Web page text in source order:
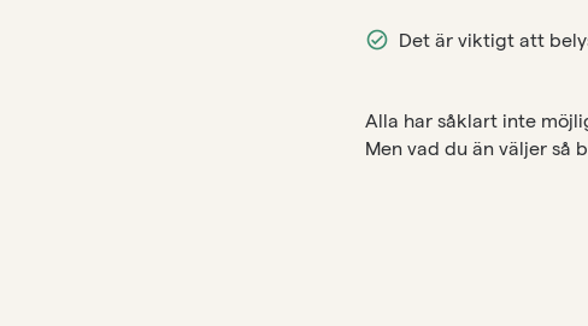
Det är viktigt att
Alla har såklart inte
Men vad du än väljer så